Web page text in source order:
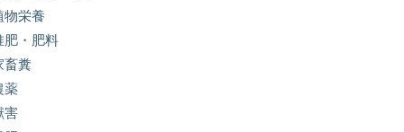
物栄養
肥・肥料
畜糞
薬
害